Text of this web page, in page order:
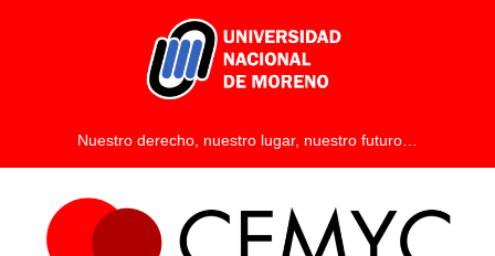
Nuestro derecho, nuestro lugar, nuestro futuro…